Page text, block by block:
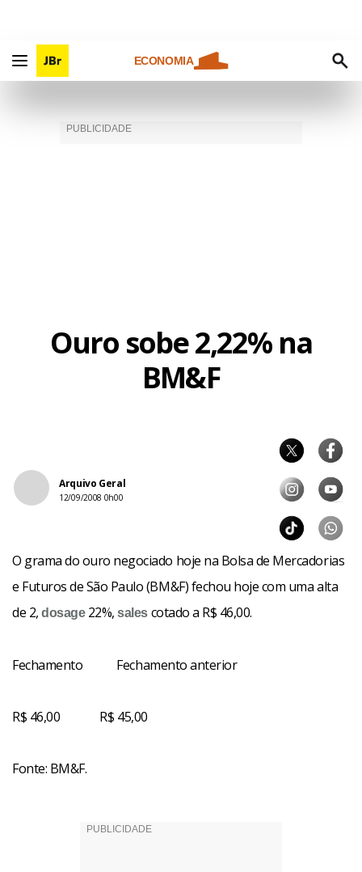
ECONOMIA
Ouro sobe 2,22% na
BM&F
Arquivo Geral
12/09/2008 0h00
O grama do ouro negociado hoje na Bolsa de Mercadorias
e Futuros de São Paulo (BM&F) fechou hoje com uma alta
de 2,dosage22%,salescotado a R$ 46,00.
Fechamento Fechamento anterior
R$ 46,00 R$ 45,00
Fonte: BM&F.